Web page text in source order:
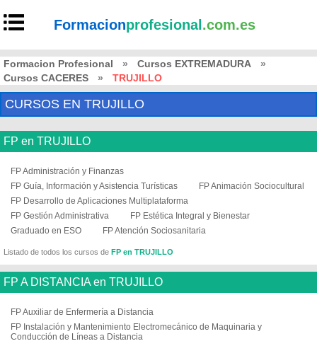
Formacionprofesional .com.es
Formacion Profesional » Cursos EXTREMADURA
»
Cursos CACERES
» TRUJILLO
CURSOS EN TRUJILLO
FP en TRUJILLO
FP Administración y Finanzas
FP Guía, Información y Asistencia Turísticas
FP Animación Sociocultural
FP Desarrollo de Aplicaciones Multiplataforma
FP Gestión Administrativa
FP Estética Integral y Bienestar
Graduado en ESO
FP Atención Sociosanitaria
Listado de todos los cursos de FP en TRUJILLO
FP A DISTANCIA en TRUJILLO
FP Auxiliar de Enfermería a Distancia
FP Instalación y Mantenimiento Electromecánico de Maquinaria y
Conducción de Líneas a Distancia